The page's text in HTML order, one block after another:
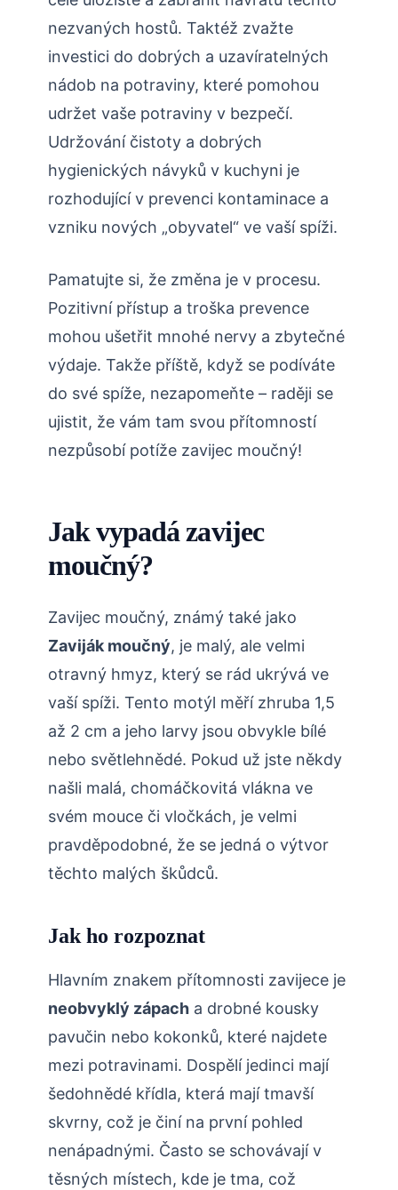
nezvaných hostů. Taktéž zvažte
investici do dobrých a uzavíratelných
nádob na potraviny, které pomohou
udržet vaše potraviny v bezpečí.
Udržování čistoty a dobrých
hygienických návyků v kuchyni je
rozhodující v prevenci kontaminace a
vzniku nových „obyvatel“ ve vaší spíži.
Pamatujte si, že změna je v procesu.
Pozitivní přístup a troška prevence
mohou ušetřit mnohé nervy a zbytečné
výdaje. Takže příště, když se podíváte
do své spíže, nezapomeňte – raději se
ujistit, že vám tam svou přítomností
nezpůsobí potíže zavijec moučný!
Jak vypadá zavijec
moučný?
Zavijec moučný, známý také jako
Zaviják moučný, je malý, ale velmi
otravný hmyz, který se rád ukrývá ve
vaší spíži. Tento motýl měří zhruba 1,5
až 2 cm a jeho larvy jsou obvykle bílé
nebo světlehnědé. Pokud už jste někdy
našli malá, chomáčkovitá vlákna ve
svém mouce či vločkách, je velmi
pravděpodobné, že se jedná o výtvor
těchto malých škůdců.
Jak ho rozpoznat
Hlavním znakem přítomnosti zavijece je
neobvyklý zápach a drobné kousky
pavučin nebo kokonků, které najdete
mezi potravinami. Dospělí jedinci mají
šedohnědé křídla, která mají tmavší
skvrny, což je činí na první pohled
nenápadnými. Často se schovávají v
těsných místech, kde je tma, což